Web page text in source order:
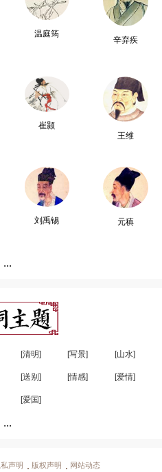
温庭筠
辛弃疾
崔颢
王维
刘禹锡 元稹
...
[清明] [写景] [山水]
[送别] [情感] [爱情]
[爱国]
...
声明 版权声明 网站动态